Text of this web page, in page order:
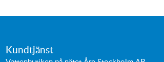
Kundtjänst